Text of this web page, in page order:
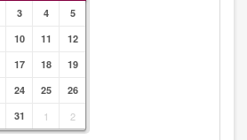
3 4
5
10 11
12
17 18
19
24 25
26
31 1 2